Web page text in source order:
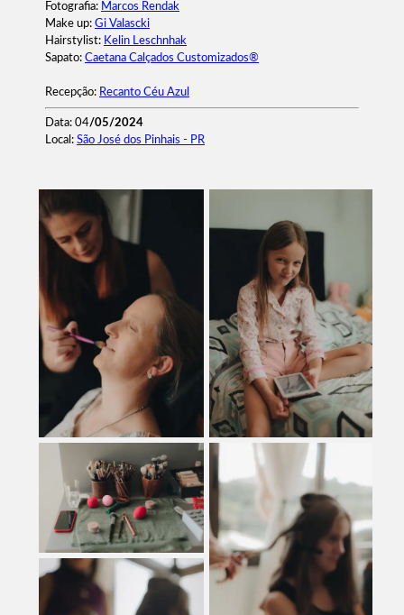
Fotografia: Marcos Rendak
Make up: Gi Valascki
Hairstylist: Kelin Leschnhak
Sapato: Caetana Calçados Customizados®
Recepção: Recanto Céu Azul
Data: 04/05/2024
Local: São José dos Pinhais - PR